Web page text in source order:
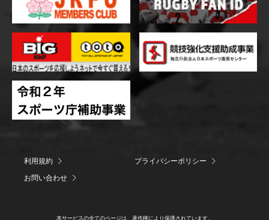
利用規約
プライバシーポリシー
お問い合わせ
本サービスの全てのページは、著作権により保護されています。